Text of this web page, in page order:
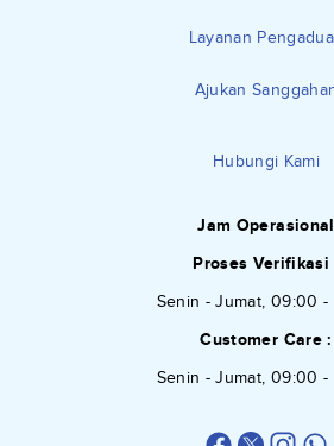
Layanan
Ajukan
Hubungi Kami
Jam Operasional
Proses Verifikasi
Senin - Jumat, 09:00 -
Customer Care :
Senin - Jumat, 09:00 -